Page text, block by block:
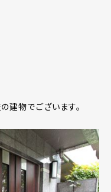
建物でございます。